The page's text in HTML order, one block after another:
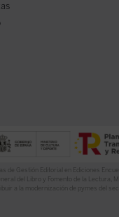
de Gestión Editorial en Ediciones
del Libro y Fomento de la Lectura,
a la modernización de pymes del